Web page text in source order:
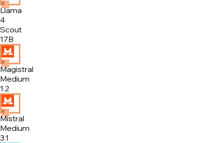
B
Llama
4
Scout
17B
B
Magistral
Medium
1.2
B
Mistral
Medium
3.1